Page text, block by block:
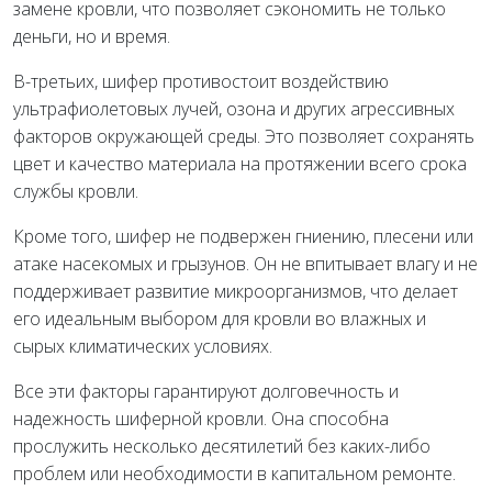
замене кровли, что позволяет сэкономить не только
деньги, но и время.
В-третьих, шифер противостоит воздействию
ультрафиолетовых лучей, озона и других агрессивных
факторов окружающей среды. Это позволяет сохранять
цвет и качество материала на протяжении всего срока
службы кровли.
Кроме того, шифер не подвержен гниению, плесени или
атаке насекомых и грызунов. Он не впитывает влагу и не
поддерживает развитие микроорганизмов, что делает
его идеальным выбором для кровли во влажных и
сырых климатических условиях.
Все эти факторы гарантируют долговечность и
надежность шиферной кровли. Она способна
прослужить несколько десятилетий без каких-либо
проблем или необходимости в капитальном ремонте.